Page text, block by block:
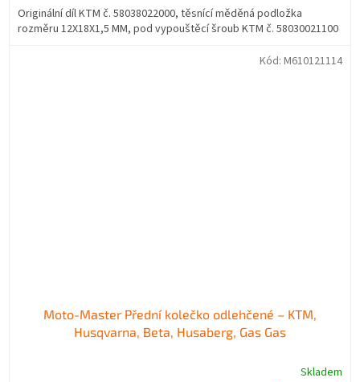
Originální díl KTM č. 58038022000, těsnící měděná podložka
rozměru 12X18X1,5 MM, pod vypouštěcí šroub KTM č. 58030021100
Moto-Master Přední kolečko odlehčené – KTM,
Husqvarna, Beta, Husaberg, Gas Gas
Skladem
Kód: M610121114